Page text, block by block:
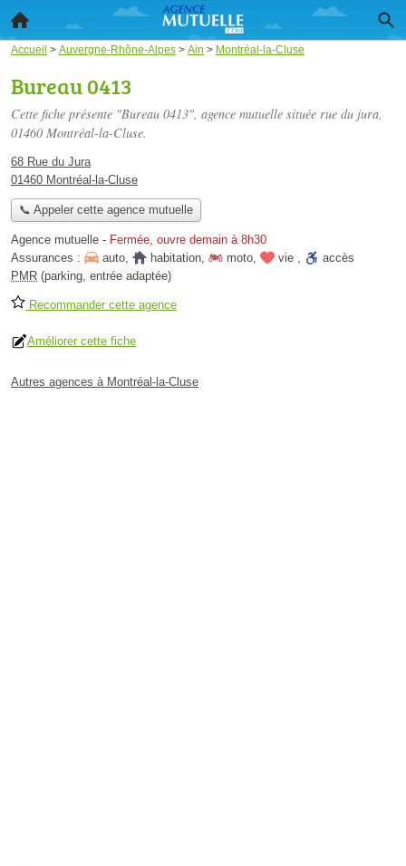
Accueil > Auvergne-Rhône-Alpes > Ain > Montréal-la-Cluse
Bureau 0413
Cette fiche présente "Bureau 0413", agence mutuelle située rue du jura,
01460 Montréal-la-Cluse.
68 Rue du Jura
01460 Montréal-la-Cluse
📞 Appeler cette agence mutuelle
Agence mutuelle - Fermée, ouvre demain à 8h30
Assurances :
auto, habitation, moto, vie ,
accès
PMR (parking, entrée adaptée)
Recommander cette agence
Améliorer cette fiche
Autres agences à Montréal-la-Cluse